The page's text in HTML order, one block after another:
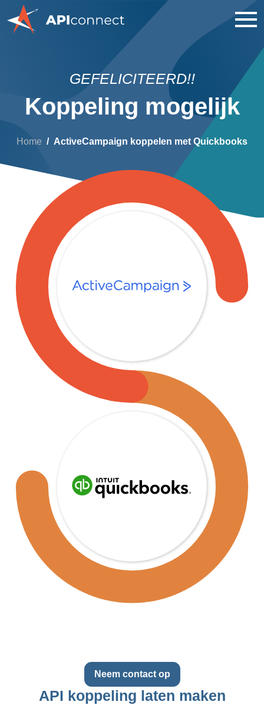
GEFELICITEERD!!
Koppeling mogelijk
Home ActiveCampaign koppelen met Quickbooks
Neem contact op
API koppeling laten maken